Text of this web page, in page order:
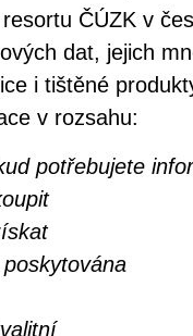
ČÚZK v
dat, jejich
i tištěné
v rozsahu:
potřebujete